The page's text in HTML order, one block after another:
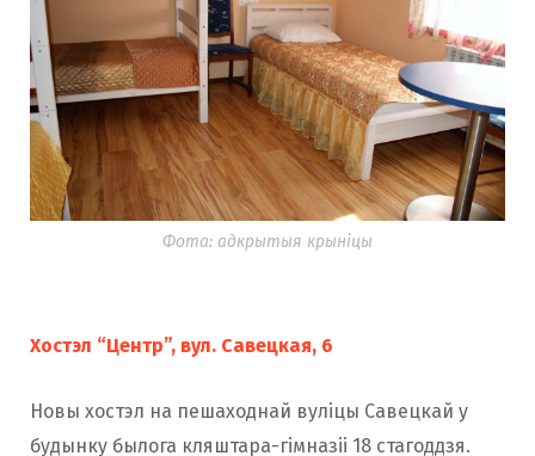
Фота: адкрытыя крыніцы
Хостэл “Центр”, вул. Савецкая, 6
Новы хостэл на пешаходнай вуліцы Савецкай у
будынку былога кляштара-гімназіі 18 стагоддзя.